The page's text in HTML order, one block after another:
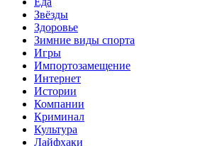
Звёзды
Здоровье
Зимние виды спорта
Игры
Импортозамещение
Интернет
Истории
Компании
Криминал
Культура
Лайфхаки